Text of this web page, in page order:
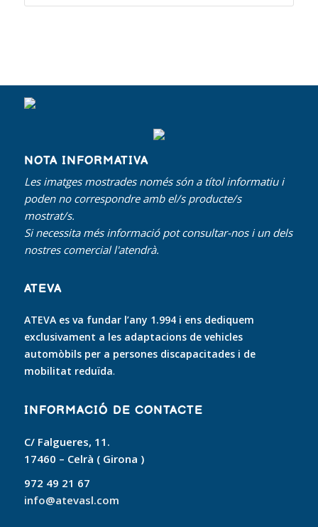
NOTA INFORMATIVA
Les imatges mostrades només són a títol informatiu i
poden no correspondre amb el/s producte/s
mostrat/s.
Si necessita més informació pot consultar-nos i un dels
nostres comercial l'atendrà.
ATEVA
ATEVA es va fundar l’any 1.994 i ens dediquem
exclusivament a les adaptacions de vehicles
automòbils per a persones discapacitades i de
mobilitat reduïda.
INFORMACIÓ DE CONTACTE
C/ Falgueres, 11.
17460 – Celrà ( Girona )
972 49 21 67
info@atevasl.com